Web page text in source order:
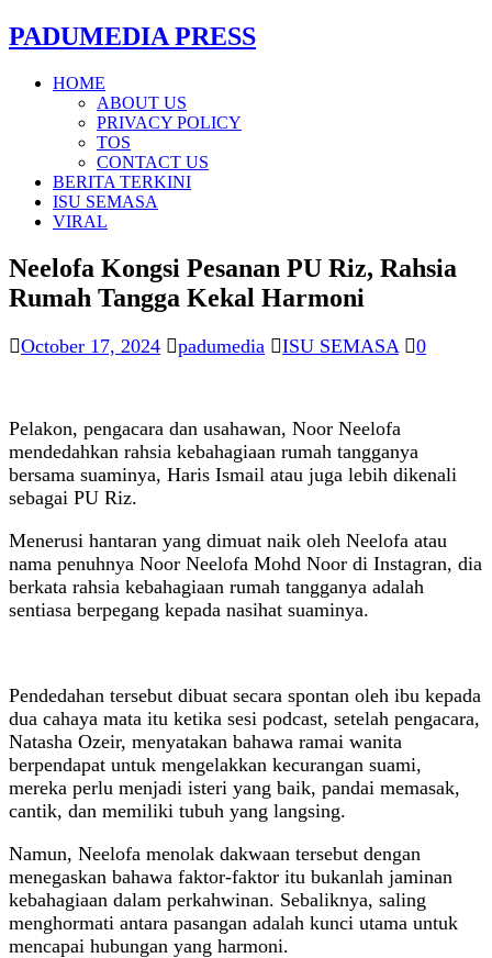
PADUMEDIA PRESS
HOME
ABOUT US
PRIVACY POLICY
TOS
CONTACT US
BERITA TERKINI
ISU SEMASA
VIRAL
Neelofa Kongsi Pesanan PU Riz, Rahsia
Rumah Tangga Kekal Harmoni
October 17, 2024 padumedia ISU SEMASA 0
Pelakon, pengacara dan usahawan, Noor Neelofa
mendedahkan rahsia kebahagiaan rumah tangganya
bersama suaminya, Haris Ismail atau juga lebih dikenali
sebagai PU Riz.
Menerusi hantaran yang dimuat naik oleh Neelofa atau
nama penuhnya Noor Neelofa Mohd Noor di Instagran, dia
berkata rahsia kebahagiaan rumah tangganya adalah
sentiasa berpegang kepada nasihat suaminya.
Pendedahan tersebut dibuat secara spontan oleh ibu kepada
dua cahaya mata itu ketika sesi podcast, setelah pengacara,
Natasha Ozeir, menyatakan bahawa ramai wanita
berpendapat untuk mengelakkan kecurangan suami,
mereka perlu menjadi isteri yang baik, pandai memasak,
cantik, dan memiliki tubuh yang langsing.
Namun, Neelofa menolak dakwaan tersebut dengan
menegaskan bahawa faktor-faktor itu bukanlah jaminan
kebahagiaan dalam perkahwinan. Sebaliknya, saling
menghormati antara pasangan adalah kunci utama untuk
mencapai hubungan yang harmoni.